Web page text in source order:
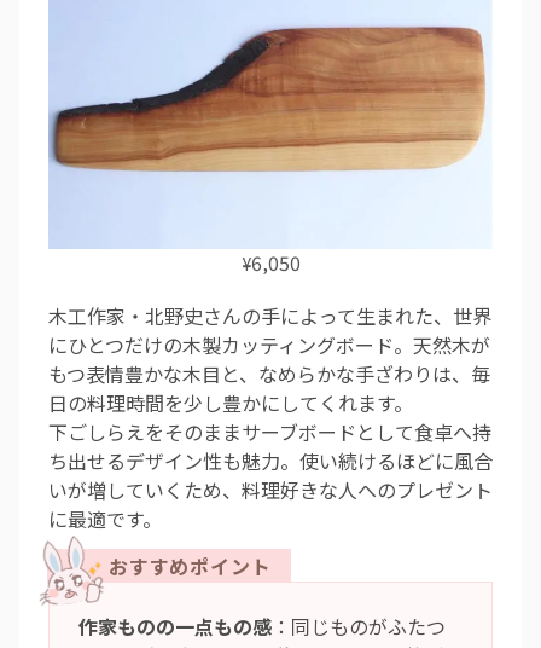
¥6,050
木工作家・北野史さんの手によって生まれた、世界
にひとつだけの木製カッティングボード。天然木が
もつ表情豊かな木目と、なめらかな手ざわりは、毎
日の料理時間を少し豊かにしてくれます。
下ごしらえをそのままサーブボードとして食卓へ持
ち出せるデザイン性も魅力。使い続けるほどに風合
いが増していくため、料理好きな人へのプレゼント
に最適です。
作家ものの一点もの感 ：同じものがふたつ